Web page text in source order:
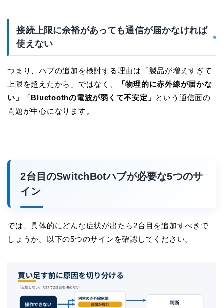
接続上限に余裕があっても通信が届かなければ
使えない
つまり、ハブの追加を検討する理由は「製品が増えすぎて
上限を超えたから」ではなく、
「物理的に赤外線が届かな
い」「Bluetoothの電波が弱くて不安定」 という通信面の
問題が中心になります。
2台目のSwitchBotハブが必要な5つのサ
イン
では、具体的にどんな症状が出たら2台目を追加すべきで
しょうか。以下の5つのサインを確認してください。